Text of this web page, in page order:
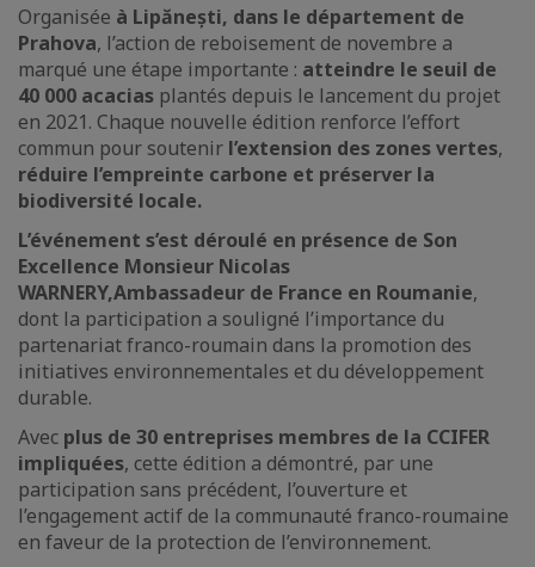
Organisée à Lipănești, dans le département de
Prahova, l’action de reboisement de novembre a
marqué une étape importante : atteindre le seuil de
40 000 acacias plantés depuis le lancement du projet
en 2021. Chaque nouvelle édition renforce l’effort
commun pour soutenir l’extension des zones vertes,
réduire l’empreinte carbone et préserver la
biodiversité locale.
L’événement s’est déroulé en présence de Son
Excellence Monsieur Nicolas
WARNERY,Ambassadeur de France en Roumanie,
dont la participation a souligné l’importance du
partenariat franco-roumain dans la promotion des
initiatives environnementales et du développement
durable.
Avec plus de 30 entreprises membres de la CCIFER
impliquées, cette édition a démontré, par une
participation sans précédent, l’ouverture et
l’engagement actif de la communauté franco-roumaine
en faveur de la protection de l’environnement.